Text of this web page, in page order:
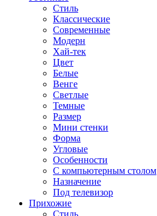
Стиль
Классические
Современные
Модерн
Хай-тек
Цвет
Белые
Венге
Светлые
Темные
Размер
Мини стенки
Форма
Угловые
Особенности
С компьютерным столом
Назначение
Под телевизор
Прихожие
Стиль